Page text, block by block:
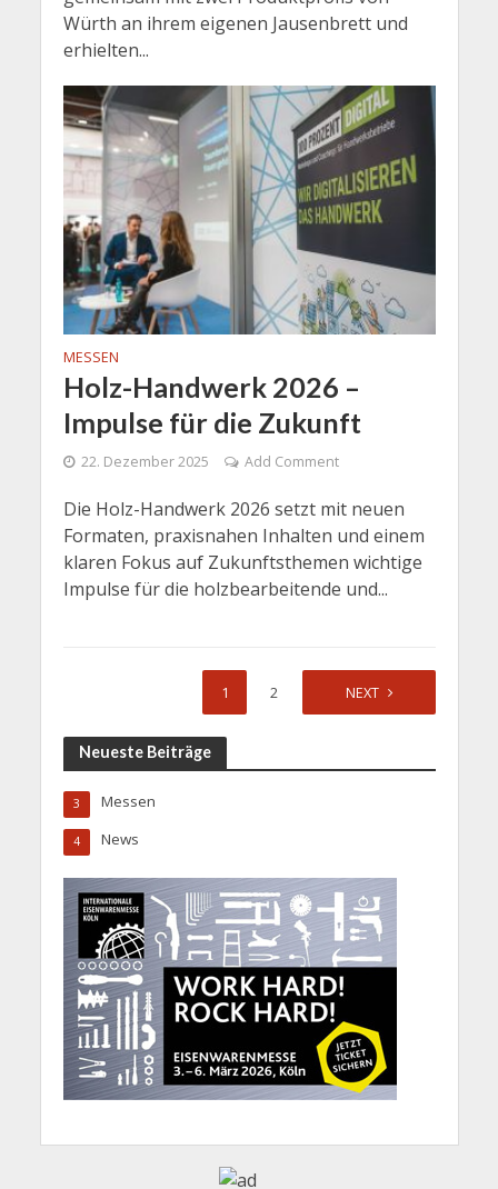
Würth an ihrem eigenen Jausenbrett und
erhielten...
MESSEN
Holz-Handwerk 2026 –
Impulse für die Zukunft
22. Dezember 2025 Add Comment
Die Holz-Handwerk 2026 setzt mit neuen
Formaten, praxisnahen Inhalten und einem
klaren Fokus auf Zukunftsthemen wichtige
Impulse für die holzbearbeitende und...
1 2 NEXT
Neueste Beiträge
Messen
3
News
4